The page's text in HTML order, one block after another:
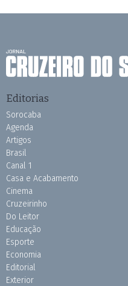
Editorias
Sorocaba
Agenda
Artigos
Brasil
Canal 1
Casa e Acabamento
Cinema
Cruzeirinho
Do Leitor
Educação
Esporte
Economia
Editorial
Exterior